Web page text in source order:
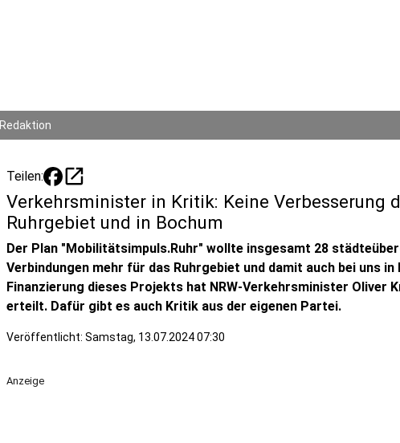
Redaktion
Teilen: open_in_new
Verkehrsminister in Kritik: Keine Verbesserung
Ruhrgebiet und in Bochum
Der Plan "Mobilitätsimpuls.Ruhr" wollte insgesamt 28
Verbindungen mehr für das Ruhrgebiet und damit auch bei uns in
Finanzierung dieses Projekts hat NRW-Verkehrsminister Oliver
erteilt. Dafür gibt es auch Kritik aus der eigenen Partei.
Veröffentlicht: Samstag, 13.07.2024 07:30
Anzeige